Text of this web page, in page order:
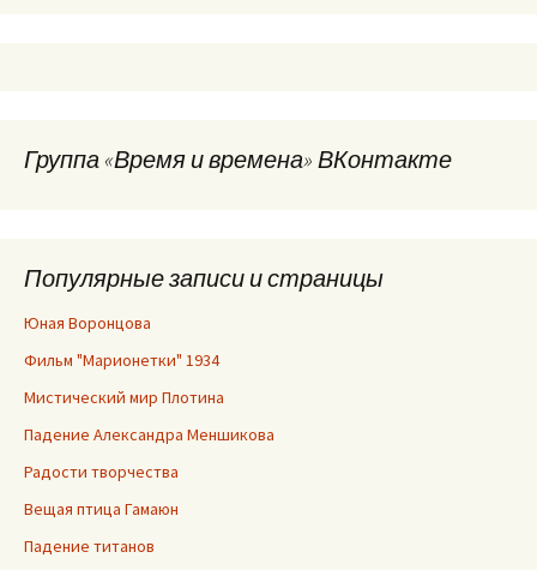
Группа «Время и времена» ВКонтакте
Популярные записи и страницы
Юная Воронцова
Фильм "Марионетки" 1934
Мистический мир Плотина
Падение Александра Меншикова
Радости творчества
Вещая птица Гамаюн
Падение титанов